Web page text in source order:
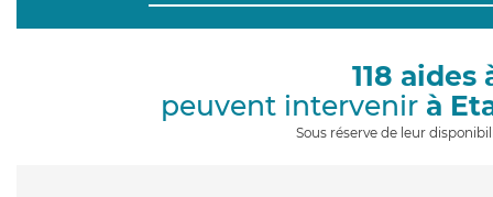
118
peuvent intervenir à
Sous réserve de leur